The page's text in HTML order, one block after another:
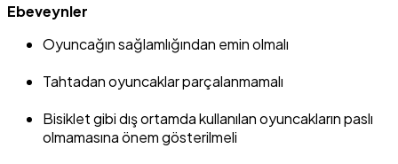
Ebeveynler
Oyuncağın sağlamlığından emin olmalı
Tahtadan oyuncaklar parçalanmamalı
Bisiklet gibi dış ortamda kullanılan oyuncakların paslı
olmamasına önem gösterilmeli